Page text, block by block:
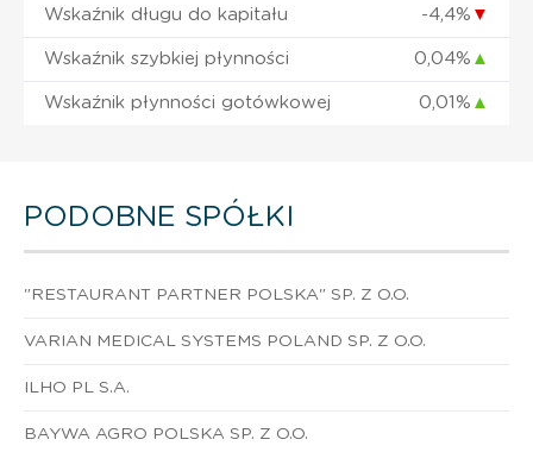
Wskaźnik długu do kapitału -4,4% ▼
Wskaźnik szybkiej płynności 0,04% ▲
Wskaźnik płynności gotówkowej 0,01% ▲
PODOBNE SPÓŁKI
"RESTAURANT PARTNER POLSKA" SP. Z O.O.
VARIAN MEDICAL SYSTEMS POLAND SP. Z O.O.
ILHO PL S.A.
BAYWA AGRO POLSKA SP. Z O.O.